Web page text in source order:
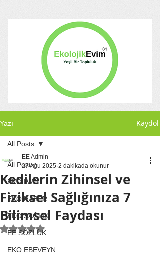
Yazı Kaydol
All Posts
EKO PATİ
EKO HABER
EKO SAĞLIK
EE SÖZLÜK
EKO EBEVEYN
All Posts
Kedilerin Zihinsel ve
Fiziksel Sağlığınıza 7
Bilimsel Faydası
EE Admin
27 Ağu 2025 2 dakikada okunur
5 üzerinden NaN yıldız